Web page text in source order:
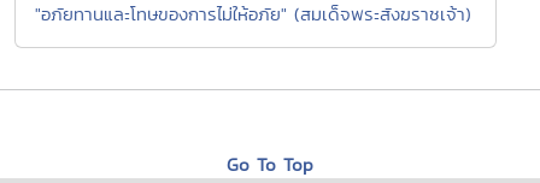
"อภัยทานและโทษของการไม่ให้อภัย" (สมเด็จพระสังฆราชเจ้า)
Go To Top